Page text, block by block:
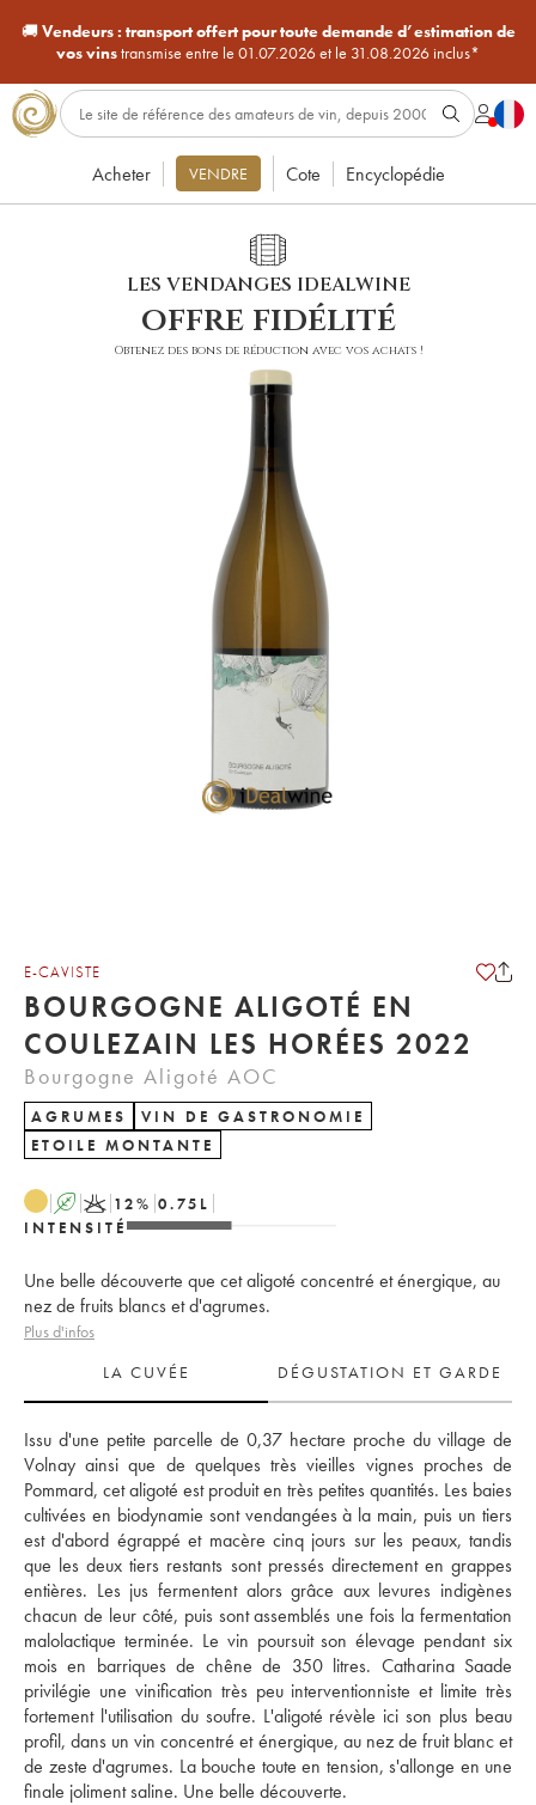
🚚Vendeurs : transport offert pour toute demande d’estimation de
vos vinstransmise entre le 01.07.2026 et le 31.08.2026 inclus*
Acheter VENDRE Cote Encyclopédie
LES VENDANGES IDEALWINE
offre fidélité
Obtenez des bons de réduction avec vos achats !
E-CAVISTE
BOURGOGNE ALIGOTÉ EN
COULEZAIN LES HORÉES 2022
Bourgogne Aligoté AOC
AGRUMES
VIN DE GASTRONOMIE
ETOILE MONTANTE
A K 12% 0.75 L
INTENSITÉ
Une belle découverte que cet aligoté concentré et énergique, au
nez de fruits blancs et d'agrumes.
Plus d'infos
LA CUVÉE
DÉGUSTATION ET GARDE
Issu d'une petite parcelle de 0,37 hectare proche du village de
Volnay ainsi que de quelques très vieilles vignes proches de
Pommard, cet aligoté est produit en très petites quantités. Les baies
cultivées en biodynamie sont vendangées à la main, puis un tiers
est d'abord égrappé et macère cinq jours sur les peaux, tandis
que les deux tiers restants sont pressés directement en grappes
entières. Les jus fermentent alors grâce aux levures indigènes
chacun de leur côté, puis sont assemblés une fois la fermentation
malolactique terminée. Le vin poursuit son élevage pendant six
mois en barriques de chêne de 350 litres. Catharina Saade
privilégie une vinification très peu interventionniste et limite très
fortement l'utilisation du soufre. L'aligoté révèle ici son plus beau
profil, dans un vin concentré et énergique, au nez de fruit blanc et
de zeste d'agrumes. La bouche toute en tension, s'allonge en une
finale joliment saline. Une belle découverte.